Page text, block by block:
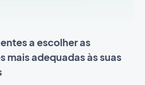
a escolher as
mais adequadas às suas